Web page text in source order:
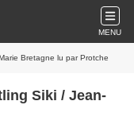
MENU
Bretagne lu par Protche
Siki / Jean-